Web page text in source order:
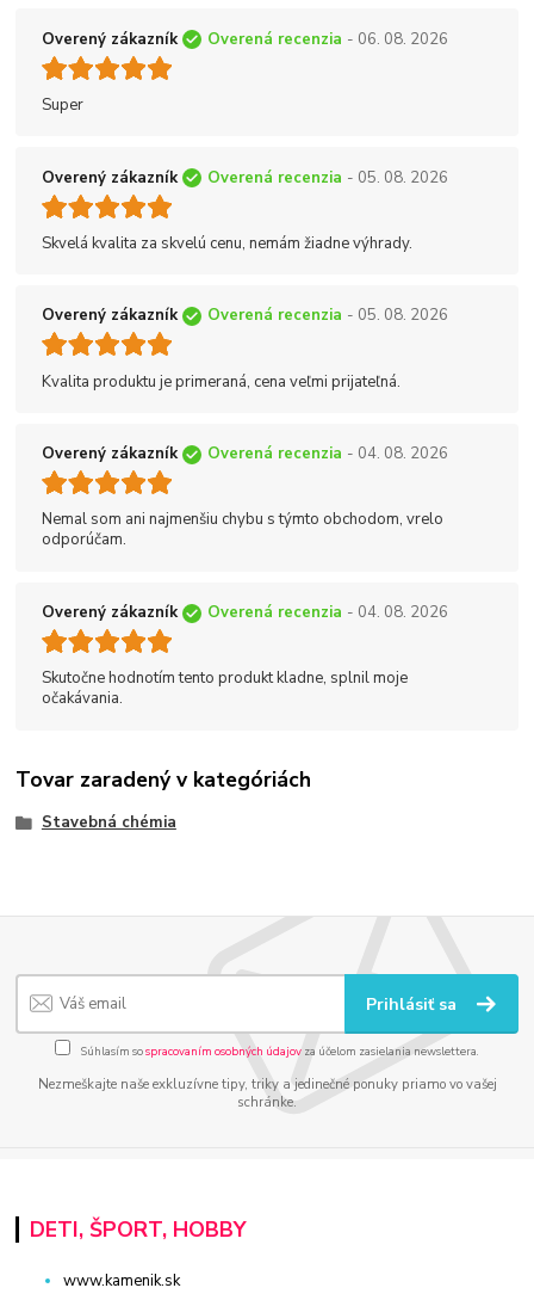
Overený zákazník Overená recenzia - 06. 08. 2026
Super
Overený zákazník Overená recenzia - 05. 08. 2026
Skvelá kvalita za skvelú cenu, nemám žiadne výhrady.
Overený zákazník Overená recenzia - 05. 08. 2026
Kvalita produktu je primeraná, cena veľmi prijateľná.
Overený zákazník Overená recenzia - 04. 08. 2026
Nemal som ani najmenšiu chybu s týmto obchodom, vrelo
odporúčam.
Overený zákazník Overená recenzia - 04. 08. 2026
Skutočne hodnotím tento produkt kladne, splnil moje
očakávania.
Tovar zaradený v kategóriách
Stavebná chémia
Prihlásiť sa
Súhlasím sospracovaním osobných údajov za účelom zasielania newslettera.
Nezmeškajte naše exkluzívne tipy, triky a jedinečné ponuky priamo vo vašej
schránke.
DETI, ŠPORT, HOBBY
www.kamenik.sk